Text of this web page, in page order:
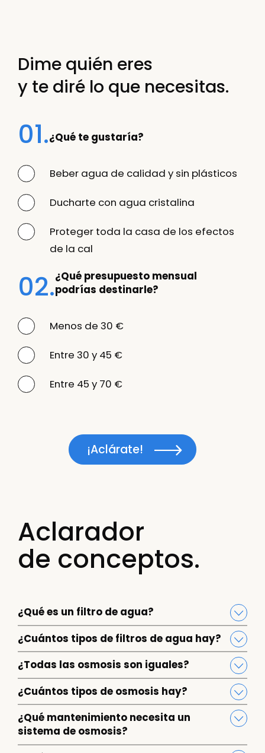
Dime quién eres
y te diré lo que necesitas.
01.¿Qué te gustaría?
02.¿Qué presupuesto mensual
podrías destinarle?
Beber agua de calidad y sin plásticos
Ducharte con agua cristalina
Proteger toda la casa de los efectos
de la cal
Menos de 30 €
Entre 30 y 45 €
Entre 45 y 70 €
¡Aclárate!
Aclarador
de conceptos.
¿Qué es un filtro de agua?
¿Cuántos tipos de filtros de agua hay?
¿Todas las osmosis son iguales?
¿Cuántos tipos de osmosis hay?
¿Qué mantenimiento necesita un
sistema de osmosis?